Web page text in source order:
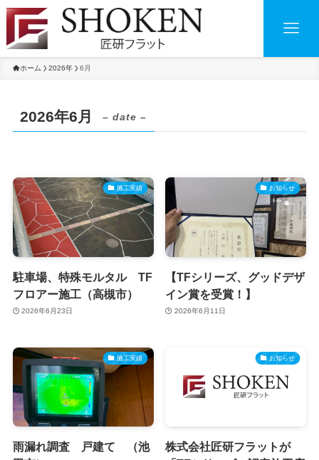
ホーム 2026年 6月
2026年6月 – date –
施工実績
駐車場、特殊モルタル TF
フロアー施工（高槻市）
2026年6月23日
お知らせ
【TFシリーズ、グッドデザ
イン賞を受賞！】
2026年6月11日
施工実績
雨漏れ調査 戸建て （池
お知らせ
株式会社匠研フラットが